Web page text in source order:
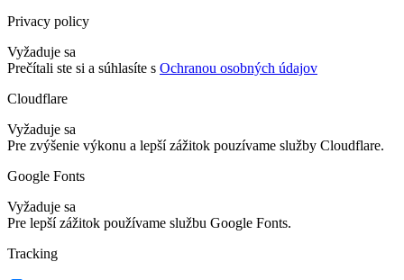
Privacy policy
Vyžaduje sa
Prečítali ste si a súhlasíte s Ochranou osobných údajov
Cloudflare
Vyžaduje sa
Pre zvýšenie výkonu a lepší zážitok pouzívame služby Cloudflare.
Google Fonts
Vyžaduje sa
Pre lepší zážitok používame službu Google Fonts.
Tracking